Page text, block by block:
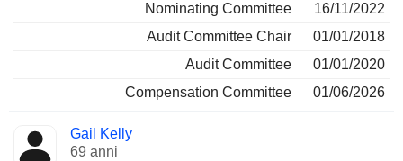
Nominating Committee
16/11/2022
Audit Committee Chair
01/01/2018
Audit Committee
01/01/2020
Compensation Committee
01/06/2026
Gail Kelly
69 anni